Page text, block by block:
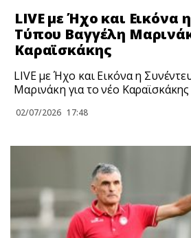
LIVE με Ήχο και Εικόνα
Τύπου Βαγγέλη
Καραϊσκάκης
LIVE με Ήχο και Εικόνα η
Μαρινάκη για το νέο Καραϊσκάκης
02/07/2026 17:48